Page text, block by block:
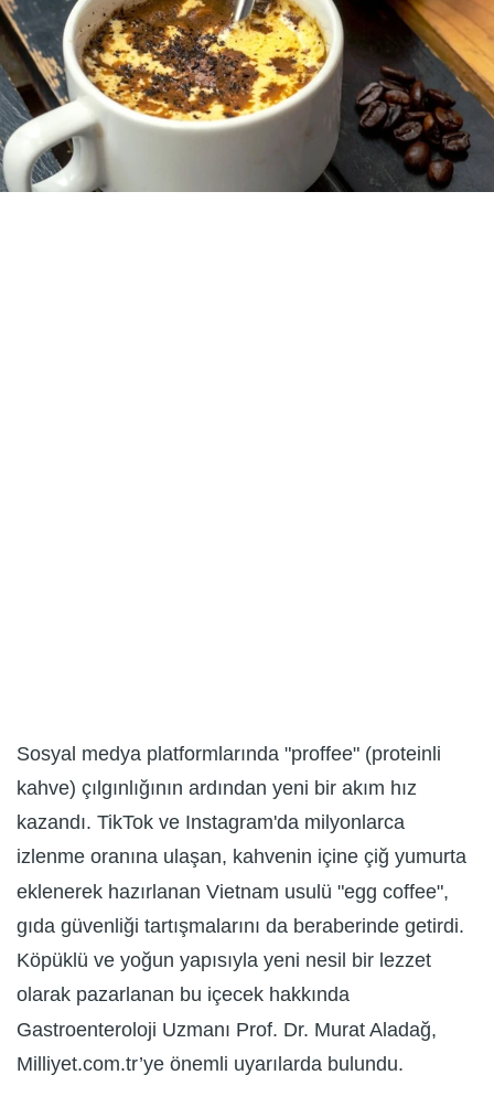
Sosyal medya platformlarında "proffee" (proteinli
kahve) çılgınlığının ardından yeni bir akım hız
kazandı. TikTok ve Instagram'da milyonlarca
izlenme oranına ulaşan, kahvenin içine çiğ yumurta
eklenerek hazırlanan Vietnam usulü "egg coffee",
gıda güvenliği tartışmalarını da beraberinde getirdi.
Köpüklü ve yoğun yapısıyla yeni nesil bir lezzet
olarak pazarlanan bu içecek hakkında
Gastroenteroloji Uzmanı Prof. Dr. Murat Aladağ,
Milliyet.com.tr’ye önemli uyarılarda bulundu.